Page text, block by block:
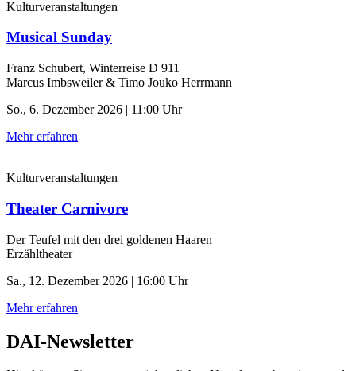
Kulturveranstaltungen
Musical Sunday
Franz Schubert, Winterreise D 911
Marcus Imbsweiler & Timo Jouko Herrmann
So., 6. Dezember 2026 | 11:00 Uhr
Mehr erfahren
Kulturveranstaltungen
Theater Carnivore
Der Teufel mit den drei goldenen Haaren
Erzähltheater
Sa., 12. Dezember 2026 | 16:00 Uhr
Mehr erfahren
DAI-Newsletter